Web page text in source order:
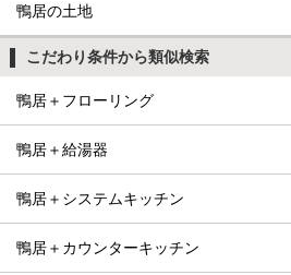
鴨居の土地
こだわり条件から類似検索
鴨居＋フローリング
鴨居＋給湯器
鴨居＋システムキッチン
鴨居＋カウンターキッチン